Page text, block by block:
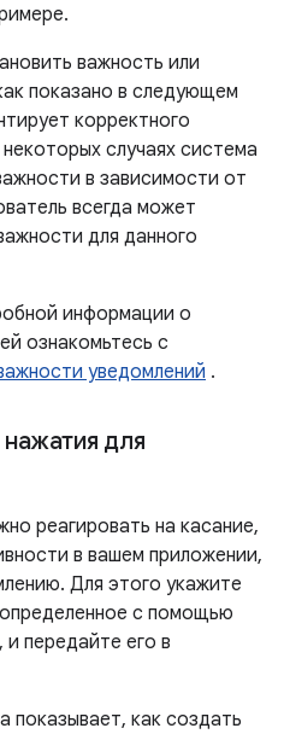
важность или
показано в следующем
корректного
случаях система
в зависимости от
всегда может
для данного
информации о
ознакомьтесь с
уведомлений .
для
реагировать на касание,
в вашем приложении,
Для этого укажите
с помощью
, и передайте его в
как создать